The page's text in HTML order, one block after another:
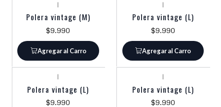
|
Polera vintage (M)
$9.990
Agregar al Carro
|
Polera vintage (L)
$9.990
Agregar al Carro
|
Polera vintage (L)
$9.990
|
Polera vintage (L)
$9.990